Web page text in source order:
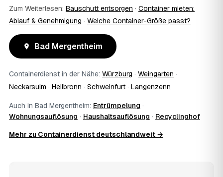
Zum Weiterlesen: Bauschutt entsorgen · Container mieten:
Ablauf & Genehmigung · Welche Container-Größe passt?
Bad Mergentheim
Containerdienst in der Nähe: Würzburg · Weingarten ·
Neckarsulm · Heilbronn · Schweinfurt · Langenzenn
Auch in Bad Mergentheim: Entrümpelung ·
Wohnungsauflösung · Haushaltsauflösung · Recyclinghof
Mehr zu Containerdienst deutschlandweit →